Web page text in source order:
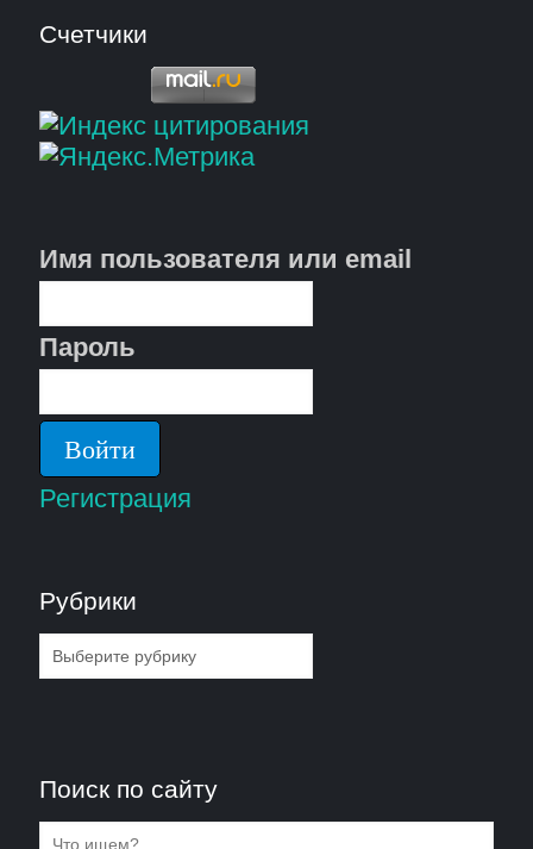
Счетчики
Имя пользователя или email
Пароль
Регистрация
Рубрики
Рубрики
Поиск по сайту